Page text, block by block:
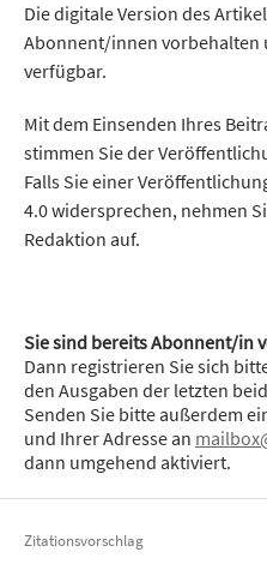
Die digitale Version des
Abonnent/innen vorbehalten
verfügbar.
Mit dem Einsenden Ihres
stimmen Sie der
Falls Sie einer
4.0 widersprechen, nehmen
Redaktion auf.
Sie sind bereits Abonnent/in
Dann registrieren Sie sich
den Ausgaben der letzten
Senden Sie bitte außerdem
und Ihrer Adresse an
dann umgehend aktiviert.
Zitationsvorschlag